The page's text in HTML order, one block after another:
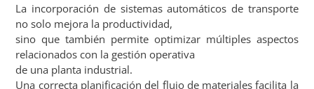
La incorporación de sistemas automáticos de transporte
no solo mejora la productividad,
sino que también permite optimizar múltiples aspectos
relacionados con la gestión operativa
de una planta industrial.
Una correcta planificación del flujo de materiales facilita la